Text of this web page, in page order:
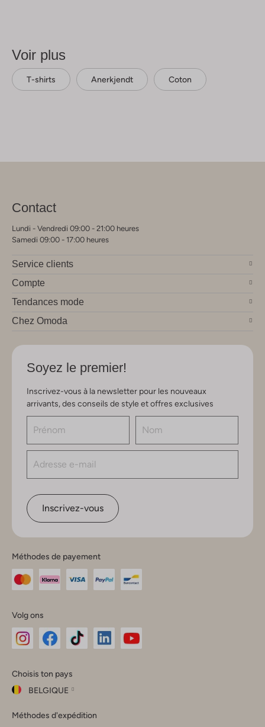
Voir plus
T-shirts Anerkjendt Coton
Contact
Lundi - Vendredi 09:00 - 21:00 heures
Samedi 09:00 - 17:00 heures
Service clients
Compte
Tendances mode
Chez Omoda
Soyez le premier!
Inscrivez-vous à la newsletter pour les nouveaux
arrivants, des conseils de style et offres exclusives
Inscrivez-vous
Méthodes de payement
Volg ons
Instagram
Facebook
TikTok
Choisis ton pays
BELGIQUE
ton
Fermer
Méthodes d'expédition